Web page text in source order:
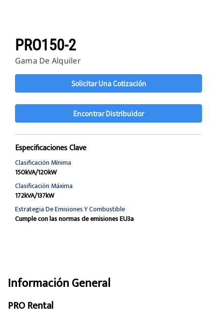
PRO150-2
Gama De Alquiler
Solicitar Una Cotización
Encontrar Distribuidor
Especificaciones Clave
Clasificación Mínima
150kVA/120kW
Clasificación Máxima
172kVA/137kW
Estrategia De Emisiones Y Combustible
Cumple con las normas de emisiones EU3a
Información General
PRO Rental